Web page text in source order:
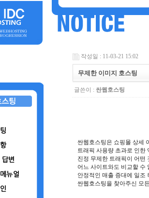
작성일 : 11-03-21 15:02
무제한 이미지 호스팅
글쓴이 : 싼웹호스팅
싼웹호스팅은 쇼핑몰 상세
트래픽 사용량 초과로 인한
진정 무제한 트래픽이 어떤
어느 사이트와도 비교할 수
안정적인 매출 증대에 일조
싼웹호스팅을 찾아주신 모